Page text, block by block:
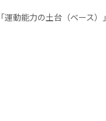
動能力の土台（ベース）」